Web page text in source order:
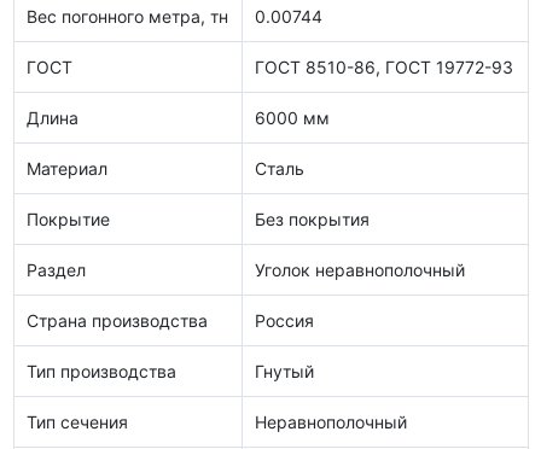
Вес погонного метра, тн 0.00744
ГОСТ ГОСТ 8510-86, ГОСТ 19772-93
Длина 6000 мм
Материал Сталь
Покрытие Без покрытия
Раздел Уголок неравнополочный
Страна производства Россия
Тип производства Гнутый
Тип сечения Неравнополочный